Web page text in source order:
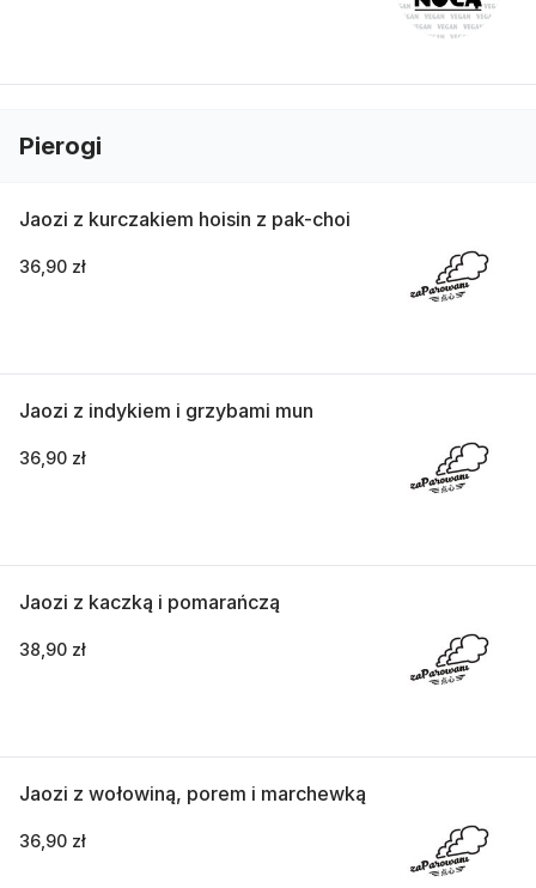
Pierogi
Jaozi z kurczakiem hoisin z pak-choi
36,90 zł
Jaozi z indykiem i grzybami mun
36,90 zł
Jaozi z kaczką i pomarańczą
38,90 zł
Jaozi z wołowiną, porem i marchewką
36,90 zł